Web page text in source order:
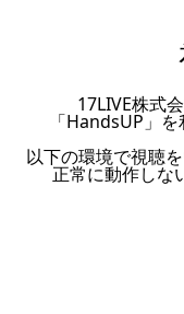
17LIVE株式
「HandsUP」
以下の環境で視聴
正常に動作しな